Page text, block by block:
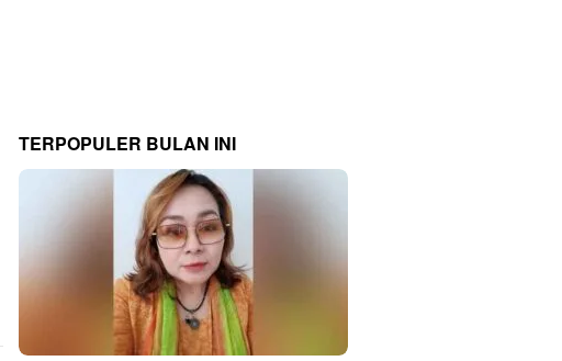
TERPOPULER BULAN INI